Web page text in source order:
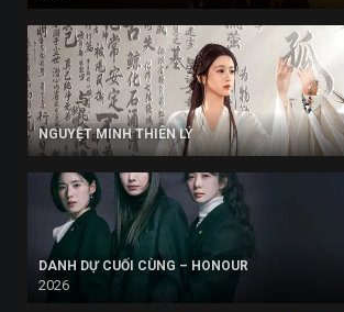
NGUYỆT MINH THIÊN LÝ
DANH DỰ CUỐI CÙNG – HONOUR
2026